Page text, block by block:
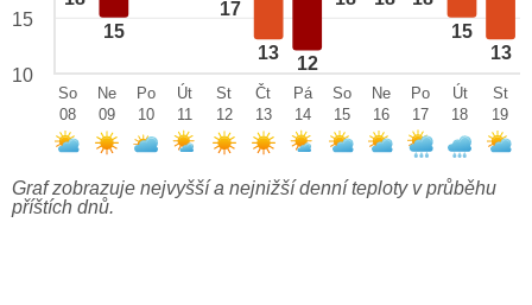
15
17
13
12
15
13
15
10
So
08
Ne
09
Po
10
Út
11
St
12
Čt
13
Pá
14
So
15
Ne
16
Po
17
Út
18
St
19
Graf zobrazuje nejvyšší a nejnižší denní teploty v průběhu
příštích dnů.